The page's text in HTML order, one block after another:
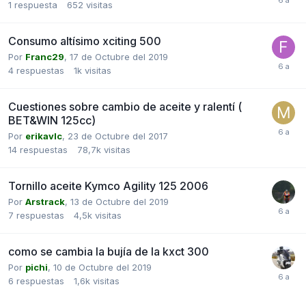
1 respuesta 652 visitas
Consumo altísimo xciting 500
Por Franc29, 17 de Octubre del 2019
4 respuestas 1k visitas
Cuestiones sobre cambio de aceite y ralentí (
BET&WIN 125cc)
Por erikavlc, 23 de Octubre del 2017
14 respuestas 78,7k visitas
Tornillo aceite Kymco Agility 125 2006
Por Arstrack, 13 de Octubre del 2019
7 respuestas 4,5k visitas
como se cambia la bujía de la kxct 300
Por pichi, 10 de Octubre del 2019
6 respuestas 1,6k visitas